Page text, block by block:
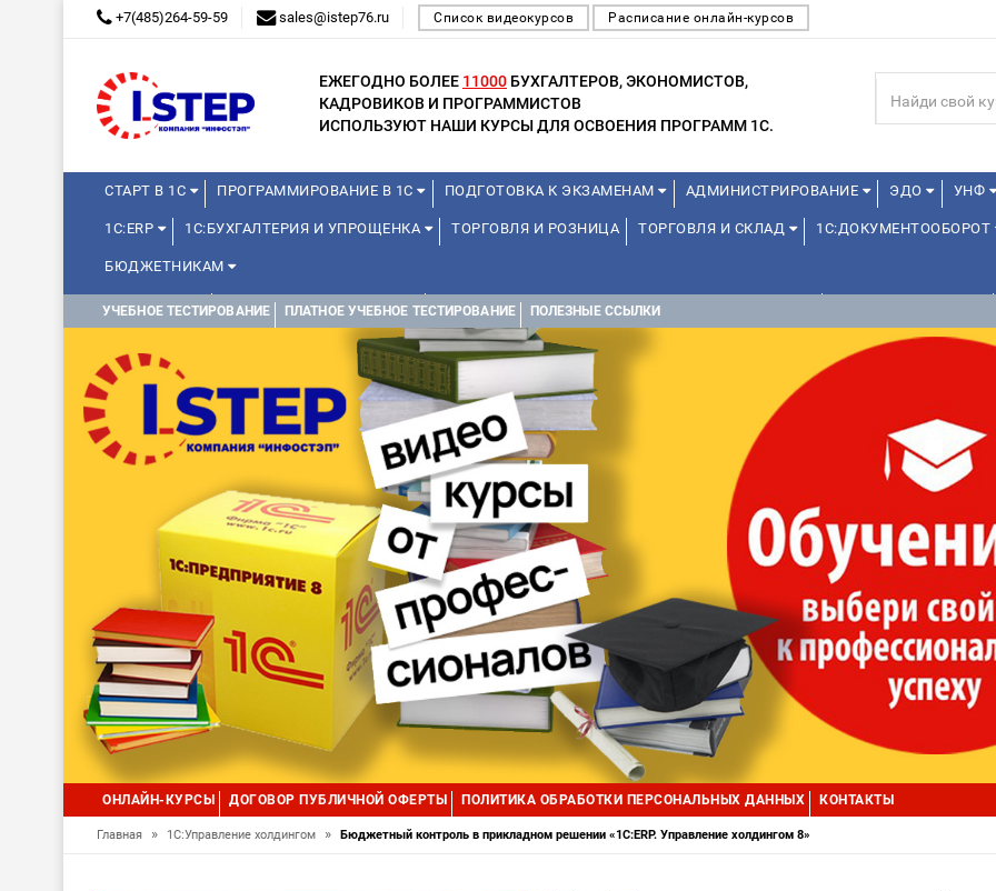
+7(485)264-59-59 sales@istep76.ru Список видеокурсов Расписание онлайн-курсов
ЕЖЕГОДНО БОЛЕЕ 11000 БУХГАЛТЕРОВ, ЭКОНОМИСТОВ,
КАДРОВИКОВ И ПРОГРАММИСТОВ
ИСПОЛЬЗУЮТ НАШИ КУРСЫ ДЛЯ ОСВОЕНИЯ ПРОГРАММ 1С.
СТАРТ В 1С ПРОГРАММИРОВАНИЕ В 1С ПОДГОТОВКА К ЭКЗАМЕНАМ АДМИНИСТРИРОВАНИЕ ЭДО УНФ
1С:ERP 1С:БУХГАЛТЕРИЯ И УПРОЩЕНКА ТОРГОВЛЯ И РОЗНИЦА ТОРГОВЛЯ И СКЛАД 1С:ДОКУМЕНТООБОРОТ
БЮДЖЕТНИКАМ
МИНИ-КУРСЫ КУРСЫ ДЛЯ ШКОЛЬНИКОВ КУРСЫ ДЛЯ ПРЕПОДАВАТЕЛЕЙ ШКОЛЬНЫХ КУРСОВ
УПРАВЛЕНЦАМ ДРУГИЕ 1С:МЕДИЦИНА
УЧЕБНОЕ ТЕСТИРОВАНИЕ ПЛАТНОЕ УЧЕБНОЕ ТЕСТИРОВАНИЕ ПОЛЕЗНЫЕ ССЫЛКИ
ОНЛАЙН-КУРСЫ ДОГОВОР ПУБЛИЧНОЙ ОФЕРТЫ ПОЛИТИКА ОБРАБОТКИ ПЕРСОНАЛЬНЫХ ДАННЫХ КОНТАКТЫ
Главная » 1С:Управление холдингом » Бюджетный контроль в прикладном решении «1С:ERP. Управление холдингом 8»